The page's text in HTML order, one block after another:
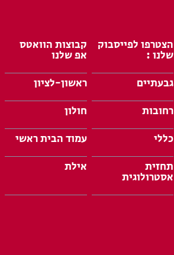
הצטרפו לפייסבוק
שלנו :
קבוצות הוואטס
אפ שלנו
גבעתיים
ראשון-לציון
רחובות
חולון
כללי
עמוד הבית ראשי
תחזית
אסטרולוגית
אילת